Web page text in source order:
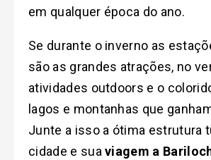
em qualquer época do ano.
Se durante o inverno as
são as grandes atrações, no
atividades outdoors e o
lagos e montanhas que
Junte a isso a ótima estrutura
cidade e sua viagem a